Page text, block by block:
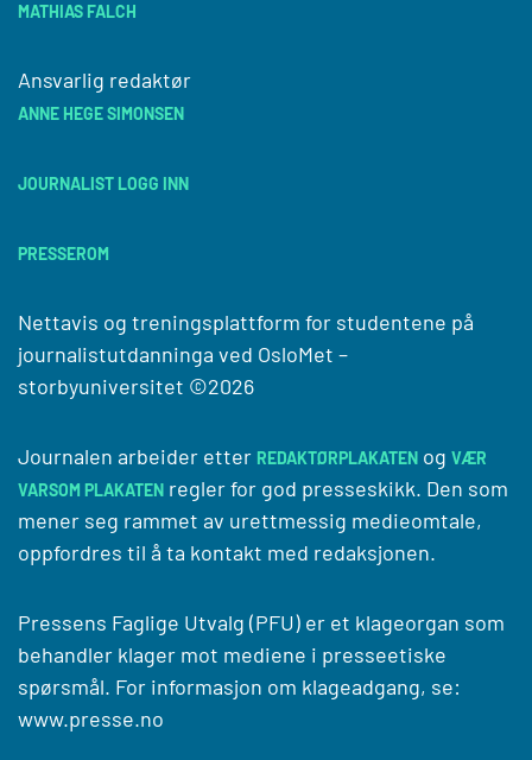
MATHIAS FALCH
Ansvarlig redaktør
ANNE HEGE SIMONSEN
JOURNALIST LOGG INN
PRESSEROM
Nettavis og treningsplattform for studentene på
journalistutdanninga ved OsloMet –
storbyuniversitet ©2026
Journalen arbeider etter REDAKTØRPLAKATEN og VÆR
VARSOM PLAKATEN regler for god presseskikk. Den som
mener seg rammet av urettmessig medieomtale,
oppfordres til å ta kontakt med redaksjonen.
Pressens Faglige Utvalg (PFU) er et klageorgan som
behandler klager mot mediene i presseetiske
spørsmål. For informasjon om klageadgang, se:
www.presse.no